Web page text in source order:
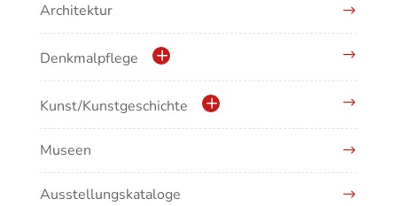
Architektur
Denkmalpflege
Kulturdenkmale in Baden-Württemberg
Kunst/Kunstgeschichte
Antike/Mittelalter
Renaissance/Barock/19. Jahrhundert
Museen
Ausstellungskataloge